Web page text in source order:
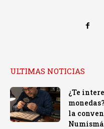
ULTIMAS NOTICIAS
¿Te
la